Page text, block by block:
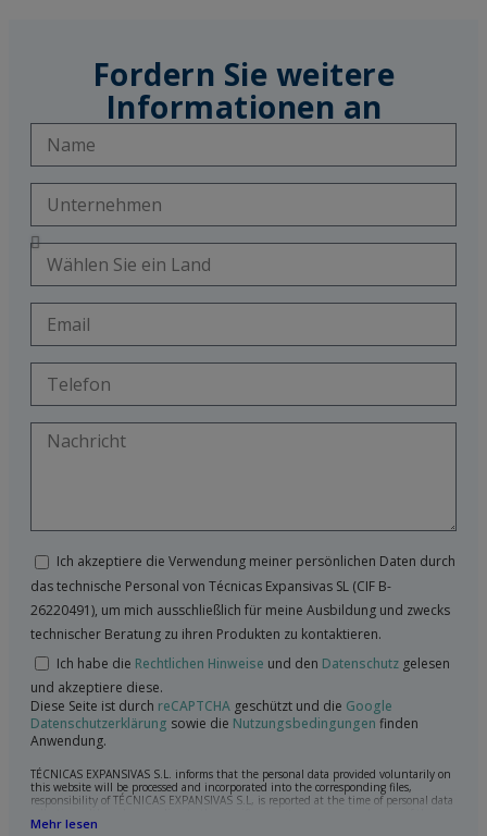
Fordern Sie weitere
Informationen an
Ich akzeptiere die Verwendung meiner persönlichen Daten durch
das technische Personal von Técnicas Expansivas SL (CIF B-
26220491), um mich ausschließlich für meine Ausbildung und zwecks
technischer Beratung zu ihren Produkten zu kontaktieren.
Ich habe die Rechtlichen Hinweise und den Datenschutz gelesen
und akzeptiere diese.
Diese Seite ist durch reCAPTCHA geschützt und die Google
Datenschutzerklärung sowie die Nutzungsbedingungen finden
Anwendung.
TÉCNICAS EXPANSIVAS S.L. informs that the personal data provided voluntarily on
this website will be processed and incorporated into the corresponding files,
responsibility of TÉCNICAS EXPANSIVAS S.L, is reported at the time of personal data
following: attention to your referred request, complaint or question, established
Mehr lesen